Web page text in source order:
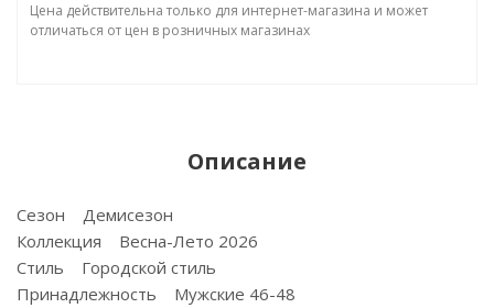
Цена действительна только для интернет-магазина и может
отличаться от цен в розничных магазинах
Описание
Сезон Демисезон
Коллекция Весна-Лето 2026
Стиль Городской стиль
Принадлежность Мужские 46-48